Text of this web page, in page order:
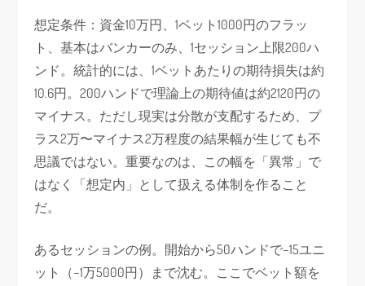
想定条件：資金10万円、1ベット1000円のフラッ
ト、基本はバンカーのみ、1セッション上限200ハ
ンド。統計的には、1ベットあたりの期待損失は約
10.6円。200ハンドで理論上の期待値は約2120円の
マイナス。ただし現実は分散が支配するため、プ
ラス2万〜マイナス2万程度の結果幅が生じても不
思議ではない。重要なのは、この幅を「異常」で
はなく「想定内」として扱える体制を作ること
だ。
あるセッションの例。開始から50ハンドで−15ユニ
ット（−1万5000円）まで沈む。ここでベット額を